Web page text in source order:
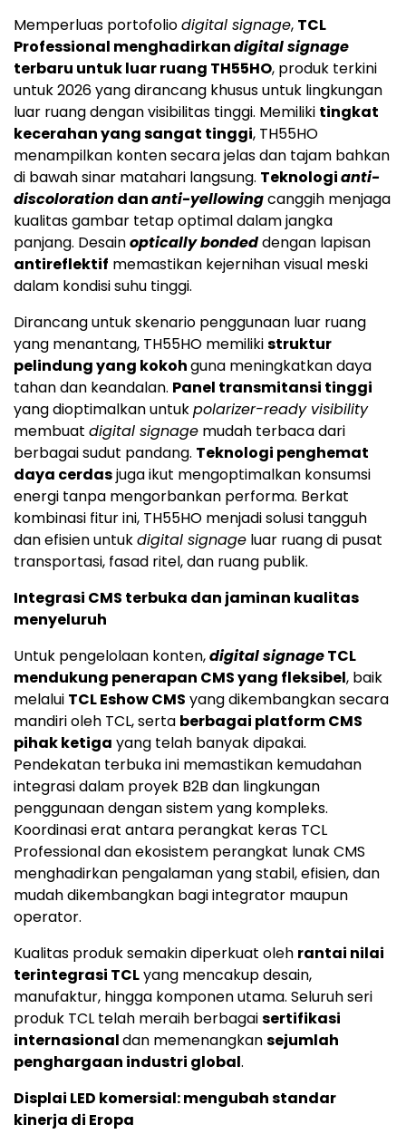
Memperluas portofoliodigital signage, TCL
Professional menghadirkandigital signage
terbaru untuk luar ruang TH55HO, produk terkini
untuk 2026 yang dirancang khusus untuk lingkungan
luar ruang dengan visibilitas tinggi. Memiliki tingkat
kecerahan yang sangat tinggi, TH55HO
menampilkan konten secara jelas dan tajam bahkan
di bawah sinar matahari langsung. Teknologianti-
discoloration dananti-yellowingcanggih menjaga
kualitas gambar tetap optimal dalam jangka
panjang. Desainoptically bondeddengan lapisan
antireflektif memastikan kejernihan visual meski
dalam kondisi suhu tinggi.
Dirancang untuk skenario penggunaan luar ruang
yang menantang, TH55HO memilikistruktur
pelindung yang kokohguna meningkatkan daya
tahan dan keandalan. Panel transmitansi tinggi
yang dioptimalkan untukpolarizer-ready visibility
membuat digital signage mudah terbaca dari
berbagai sudut pandang. Teknologi penghemat
daya cerdasjuga ikut mengoptimalkan konsumsi
energi tanpa mengorbankan performa. Berkat
kombinasi fitur ini, TH55HO menjadi solusi tangguh
dan efisien untukdigital signage luar ruang di pusat
transportasi, fasad ritel, dan ruang publik.
Integrasi CMS terbuka dan jaminan kualitas
menyeluruh
Untuk pengelolaan konten,digital signageTCL
mendukung penerapan CMS yang fleksibel, baik
melalui TCL Eshow CMS yang dikembangkan secara
mandiri oleh TCL, serta berbagai platform CMS
pihak ketiga yang telah banyak dipakai.
Pendekatan terbuka ini memastikan kemudahan
integrasi dalam proyek B2B dan lingkungan
penggunaan dengan sistem yang kompleks.
Koordinasi erat antara perangkat keras TCL
Professional dan ekosistem perangkat lunak CMS
menghadirkan pengalaman yang stabil, efisien, dan
mudah dikembangkan bagi integrator maupun
operator.
Kualitas produk semakin diperkuat oleh rantai nilai
terintegrasi TCLyang mencakup desain,
manufaktur, hingga komponen utama. Seluruh seri
produk TCL telah meraih berbagaisertifikasi
internasionaldan memenangkansejumlah
penghargaan industri global.
Displai LED komersial: mengubah standar
kinerja di Eropa